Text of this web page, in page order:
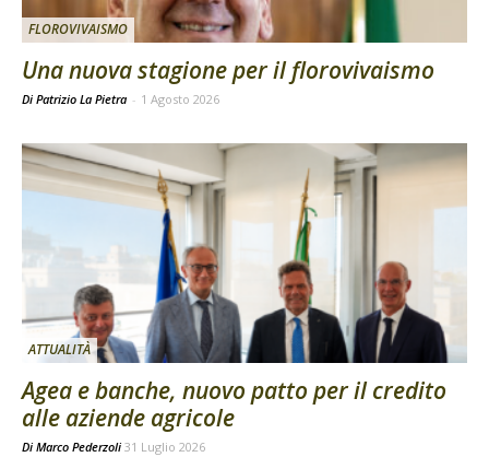
FLOROVIVAISMO
Una nuova stagione per il florovivaismo
Di Patrizio La Pietra - 1 Agosto 2026
ATTUALITÀ
Agea e banche, nuovo patto per il credito
alle aziende agricole
Di Marco Pederzoli 31 Luglio 2026